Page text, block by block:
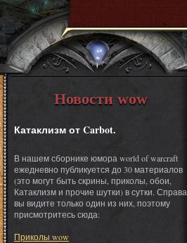
Новости wow
Катаклизм от Carbot.
В нашем сборнике юмора world of warcraft
ежедневно публикуется до 30 материалов
(это могут быть скрины, приколы, обои,
Катаклизм и прочие шутки) в сутки. Справа
вы видите только один из них, поэтому
присмотритесь сюда:
Приколы wow